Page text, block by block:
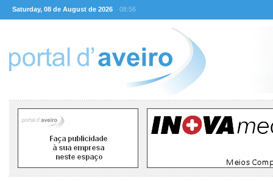
Saturday, 08 de August de 2026 08:56